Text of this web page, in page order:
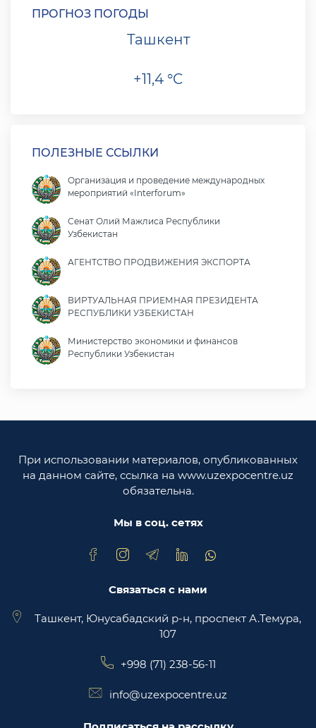
ПРОГНОЗ ПОГОДЫ
Ташкент
+11,4 °C
ПОЛЕЗНЫЕ ССЫЛКИ
Организация и проведение международных
мероприятий «Interforum»
Сенат Олий Мажлиса Республики
Узбекистан
АГЕНТСТВО ПРОДВИЖЕНИЯ ЭКСПОРТА
ВИРТУАЛЬНАЯ ПРИЕМНАЯ ПРЕЗИДЕНТА
РЕСПУБЛИКИ УЗБЕКИСТАН
Министерство экономики и финансов
Республики Узбекистан
Законодательная палата Олий Мажлиса
Министерство юстиции Республики
Узбекистан
торговая площадка Trade Uzbekistan
При использовании материалов, опубликованных
на данном сайте, ссылка на www.uzexpocentre.uz
обязательна.
Мы в соц. сетях
Связаться с нами
Ташкент, Юнусабадский р-н, проспект А.Темура,
107
+998 (71) 238-56-11
info@uzexpocentre.uz